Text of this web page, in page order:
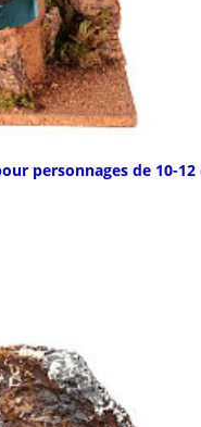
personnages de 10-12